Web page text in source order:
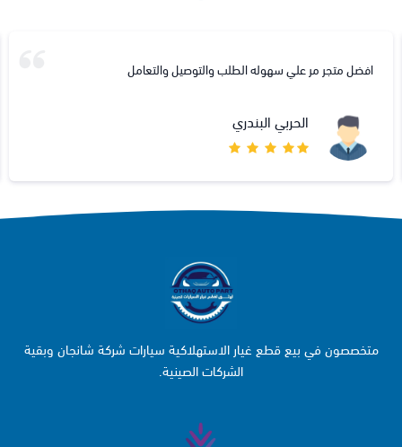
افضل متجر مر علي سهوله الطلب والتوصيل والتعامل
الحربي البندري
متخصصون في بيع قطع غيار الاستهلاكية سيارات شركة شانجان وبقية
الشركات الصينية.